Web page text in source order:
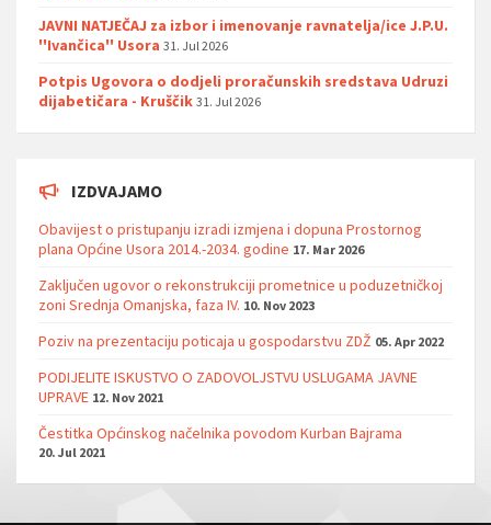
JAVNI NATJEČAJ za izbor i imenovanje ravnatelja/ice J.P.U.
''Ivančica'' Usora 31. Jul 2026
Potpis Ugovora o dodjeli proračunskih sredstava Udruzi
dijabetičara - Kruščik 31. Jul 2026
IZDVAJAMO
Obavijest o pristupanju izradi izmjena i dopuna Prostornog
plana Općine Usora 2014.-2034. godine 17. Mar 2026
Zaključen ugovor o rekonstrukciji prometnice u poduzetničkoj
zoni Srednja Omanjska, faza IV. 10. Nov 2023
Poziv na prezentaciju poticaja u gospodarstvu ZDŽ 05. Apr 2022
PODIJELITE ISKUSTVO O ZADOVOLJSTVU USLUGAMA JAVNE
UPRAVE 12. Nov 2021
Čestitka Općinskog načelnika povodom Kurban Bajrama
20. Jul 2021